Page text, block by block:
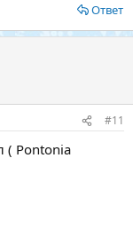
Ответ
#11
( Pontonia